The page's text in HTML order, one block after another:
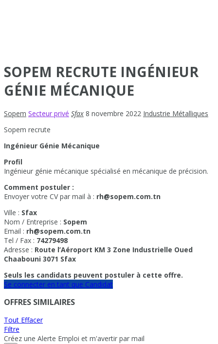
SOPEM RECRUTE INGÉNIEUR
GÉNIE MÉCANIQUE
Sopem Secteur privé Sfax 8 novembre 2022 Industrie Métalliques
Sopem recrute
Ingénieur Génie Mécanique
Profil
Ingénieur génie mécanique spécialisé en mécanique de précision.
Comment postuler :
Envoyer votre CV par mail à : rh@sopem.com.tn
Ville : Sfax
Nom / Entreprise : Sopem
Email : rh@sopem.com.tn
Tel / Fax : 74279498
Adresse : Route l’Aéroport KM 3 Zone Industrielle Oued
Chaabouni 3071 Sfax
Seuls les candidats peuvent postuler à cette offre.
Se connecter en tant que Candidat
OFFRES SIMILAIRES
Tout Effacer
Filtre
Créez une Alerte Emploi et m'avertir par mail